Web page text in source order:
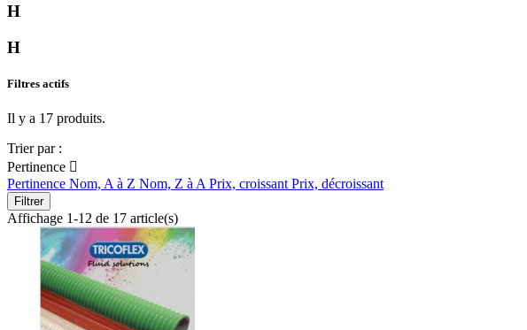
H
H
Filtres actifs
Il y a 17 produits.
Trier par :
Pertinence 
Pertinence Nom, A à Z Nom, Z à A Prix, croissant Prix, décroissant
Filtrer
Affichage 1-12 de 17 article(s)